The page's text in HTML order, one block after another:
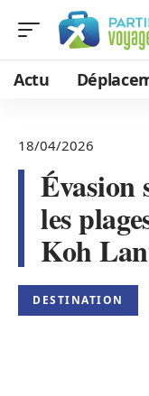
Actu
18/04/2026
Évasion
les
Koh
DESTINATION